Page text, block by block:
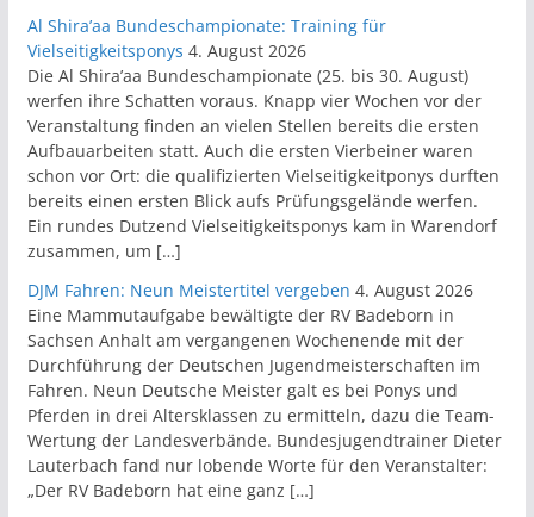
Al Shira’aa Bundeschampionate: Training für
Vielseitigkeitsponys 4. August 2026
Die Al Shira’aa Bundeschampionate (25. bis 30. August)
werfen ihre Schatten voraus. Knapp vier Wochen vor der
Veranstaltung finden an vielen Stellen bereits die ersten
Aufbauarbeiten statt. Auch die ersten Vierbeiner waren
schon vor Ort: die qualifizierten Vielseitigkeitponys durften
bereits einen ersten Blick aufs Prüfungsgelände werfen.
Ein rundes Dutzend Vielseitigkeitsponys kam in Warendorf
zusammen, um […]
DJM Fahren: Neun Meistertitel vergeben 4. August 2026
Eine Mammutaufgabe bewältigte der RV Badeborn in
Sachsen Anhalt am vergangenen Wochenende mit der
Durchführung der Deutschen Jugendmeisterschaften im
Fahren. Neun Deutsche Meister galt es bei Ponys und
Pferden in drei Altersklassen zu ermitteln, dazu die Team-
Wertung der Landesverbände. Bundesjugendtrainer Dieter
Lauterbach fand nur lobende Worte für den Veranstalter:
„Der RV Badeborn hat eine ganz […]